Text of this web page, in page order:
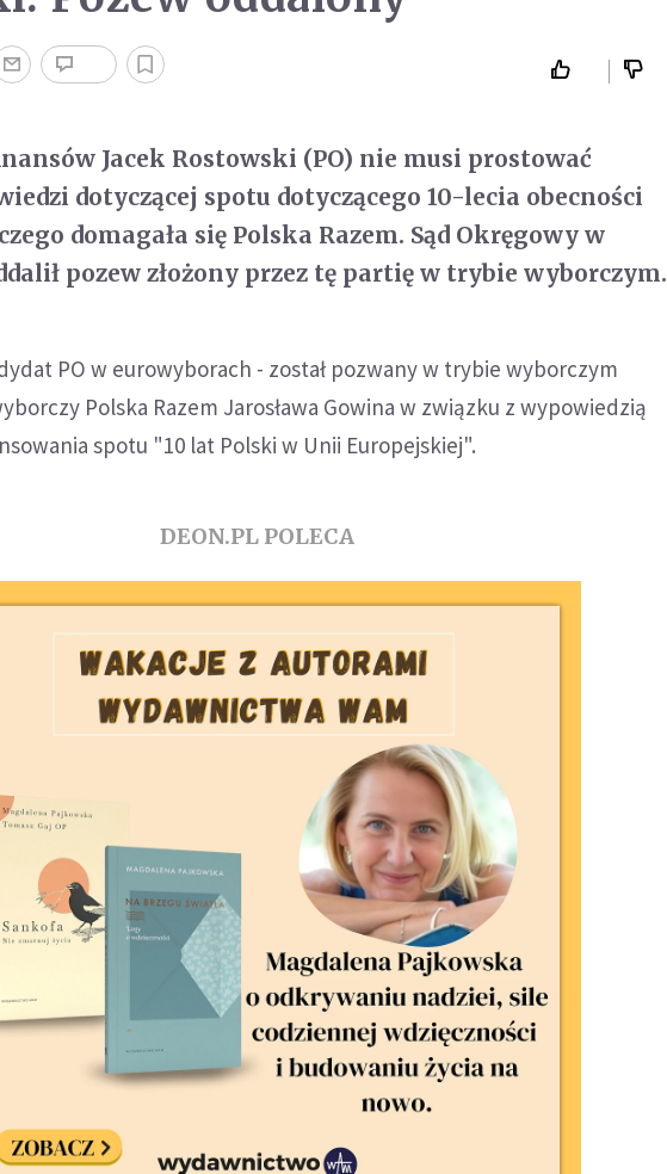
Jacek Rostowski (PO) nie musi prostować
dotyczącej spotu dotyczącego 10-lecia obecności
domagała się Polska Razem. Sąd Okręgowy w
pozew złożony przez tę partię w trybie wyborczym.
PO w eurowyborach - został pozwany w trybie wyborczym
Polska Razem Jarosława Gowina w związku z wypowiedzią
spotu "10 lat Polski w Unii Europejskiej".
DEON.PL POLECA